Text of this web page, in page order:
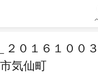
２０１６１００
気仙町